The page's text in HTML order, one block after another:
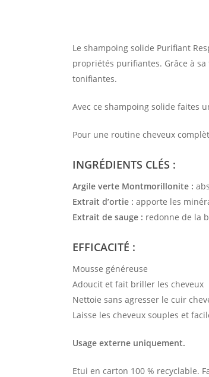
Le shampoing solide Purifiant
propriétés purifiantes. Grâce à
tonifiantes.
Avec ce shampoing solide faites
Pour une routine cheveux
INGRÉDIENTS CLÉS :
Argile verte Montmorillonite :
Extrait d’ortie : apporte les
Extrait de sauge : redonne de la
EFFICACITÉ :
Mousse généreuse
Adoucit et fait briller les cheveux
Nettoie sans agresser le cuir
Laisse les cheveux souples et
Usage externe uniquement.
Etui en carton 100 % recyclable.